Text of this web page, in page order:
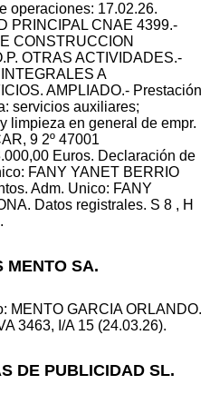
operaciones: 17.02.26.
PRINCIPAL CNAE 4399.-
CONSTRUCCION
OTRAS ACTIVIDADES.-
A
AMPLIADO.- Prestación
servicios auxiliares;
limpieza en general de empr.
9 2º 47001
Euros. Declaración de
FANY YANET BERRIO
Adm. Unico: FANY
Datos registrales. S 8 , H
MENTO SA.
MENTO GARCIA ORLANDO.
3463, I/A 15 (24.03.26).
DE PUBLICIDAD SL.